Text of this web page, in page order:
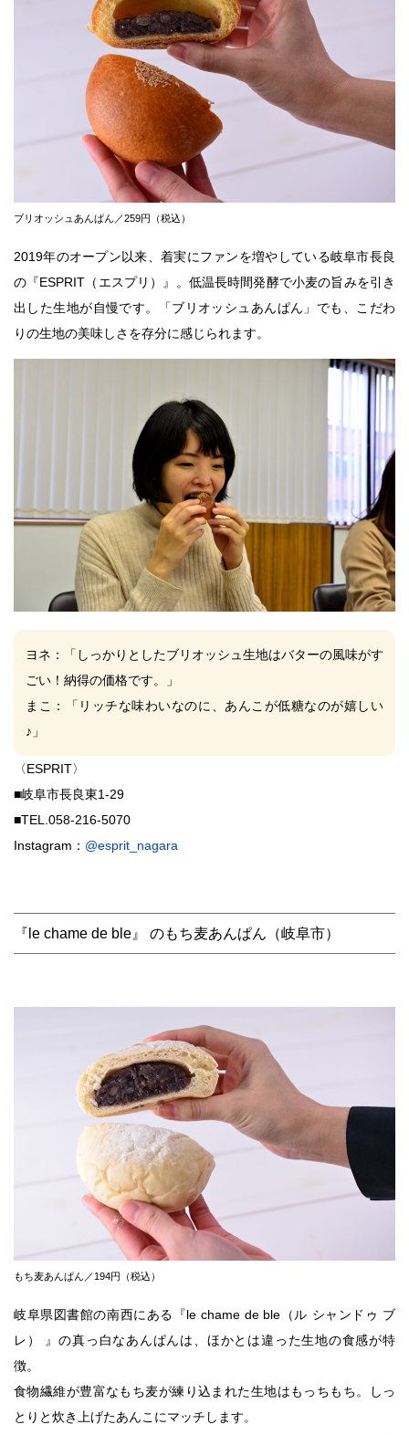
ブリオッシュあんぱん／259円（税込）
2019年のオープン以来、着実にファンを増やしている岐阜市長良
の『ESPRIT（エスプリ）』。低温長時間発酵で小麦の旨みを引き
出した生地が自慢です。「ブリオッシュあんぱん」でも、こだわ
りの生地の美味しさを存分に感じられます。
ヨネ ：「しっかりとしたブリオッシュ生地はバターの風味がす
ごい！納得の価格です。」
まこ：
「リッチな味わいなのに、あんこが低糖なのが嬉しい
♪」
〈ESPRIT〉
■岐阜市長良東1-29
■TEL.058-216-5070
Instagram： @esprit_nagara
『le chame de ble』 のもち麦あんぱん（岐阜市）
もち麦あんぱん／194円（税込）
岐阜県図書館の南西にある『le chame de ble（ル シャンドゥ ブ
レ） 』の真っ白なあんぱんは、ほかとは違った生地の食感が特
徴。
食物繊維が豊富なもち麦が練り込まれた生地はもっちもち。しっ
とりと炊き上げたあんこにマッチします。